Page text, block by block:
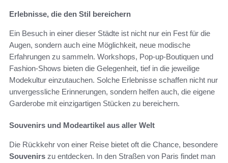
Erlebnisse, die den Stil bereichern
Ein Besuch in einer dieser Städte ist nicht nur ein Fest für die
Augen, sondern auch eine Möglichkeit, neue modische
Erfahrungen zu sammeln. Workshops, Pop-up-Boutiquen und
Fashion-Shows bieten die Gelegenheit, tief in die jeweilige
Modekultur einzutauchen. Solche Erlebnisse schaffen nicht nur
unvergessliche Erinnerungen, sondern helfen auch, die eigene
Garderobe mit einzigartigen Stücken zu bereichern.
Souvenirs und Modeartikel aus aller Welt
Die Rückkehr von einer Reise bietet oft die Chance, besondere
Souvenirs zu entdecken. In den Straßen von Paris findet man